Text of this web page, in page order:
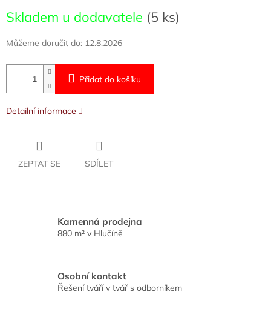
cena:
Skladem u dodavatele (5 ks)
Můžeme doručit do: 12.8.2026
Přidat do košíku
Detailní informace
ZEPTAT SE SDÍLET
Kamenná prodejna
880 m² v Hlučíně
Osobní kontakt
Řešení tváří v tvář s odborníkem